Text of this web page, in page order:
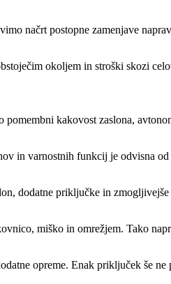
načrt postopne zamenjave
okoljem in stroški skozi
kakovost zaslona,
in varnostnih funkcij je odvisna od
dodatne priključke in
miško in omrežjem. Tako
opreme. Enak priključek še ne